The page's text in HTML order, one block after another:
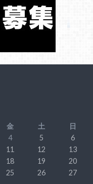
金 土
日
4 5
6
11 12
13
18 19
20
25 26
27